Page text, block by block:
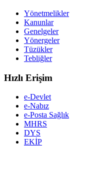
Yönetmelikler
Kanunlar
Genelgeler
Yönergeler
Tüzükler
Tebliğler
Hızlı Erişim
e-Devlet
e-Nabız
e-Posta Sağlık
MHRS
DYS
EKİP